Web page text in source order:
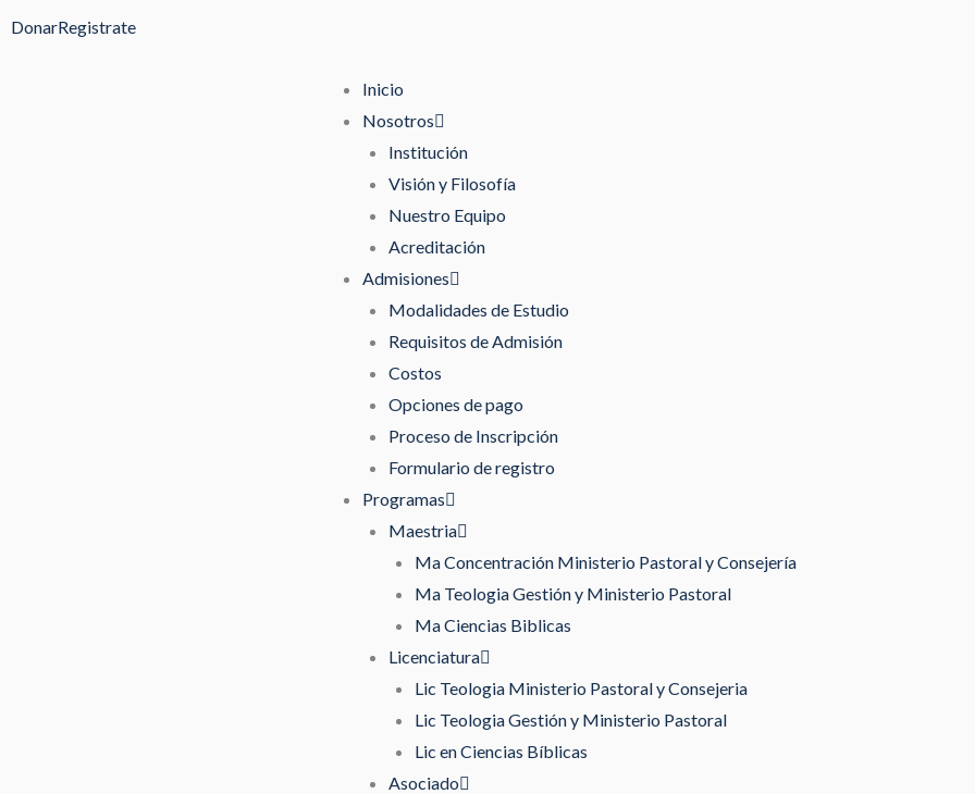
DonarRegistrate
Inicio
Nosotros
Institución
Visión y Filosofía
Nuestro Equipo
Acreditación
Admisiones
Modalidades de Estudio
Requisitos de Admisión
Costos
Opciones de pago
Proceso de Inscripción
Formulario de registro
Programas
Maestria
Ma Concentración Ministerio Pastoral y Consejería
Ma Teologia Gestión y Ministerio Pastoral
Ma Ciencias Biblicas
Licenciatura
Lic Teologia Ministerio Pastoral y Consejeria
Lic Teologia Gestión y Ministerio Pastoral
Lic en Ciencias Bíblicas
Asociado